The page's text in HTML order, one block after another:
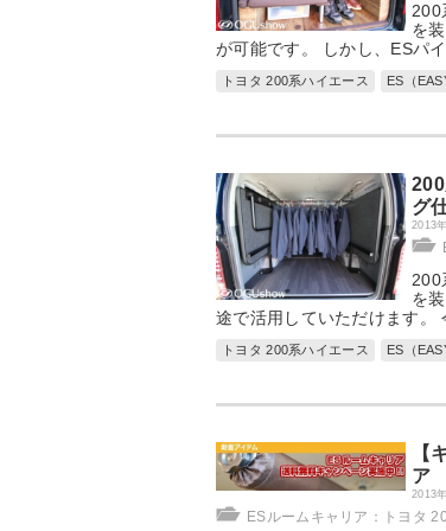
200
を
が可能です。 しかし、ESパ
トヨタ 200系ハイエース ES（
グ
2013
200
を
途で活用していただけます。
トヨタ 200系ハイエース ES（
【
ア
2013
ESルームキャリア：トヨタ